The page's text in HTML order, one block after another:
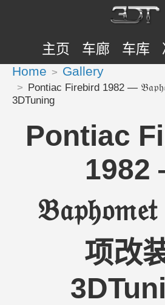
主页 车廊 车库
Home Gallery
Pontiac Firebird 1982 —
3DTuning
Pontiac
项改